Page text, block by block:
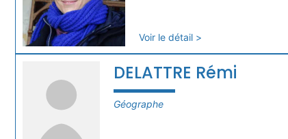
Voir le détail >
DELATTRE Rémi
Géographe